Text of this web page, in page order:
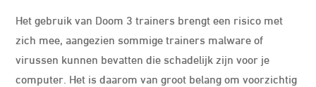
Het gebruik van Doom 3 trainers brengt een risico met
zich mee, aangezien sommige trainers malware of
virussen kunnen bevatten die schadelijk zijn voor je
computer. Het is daarom van groot belang om voorzichtig